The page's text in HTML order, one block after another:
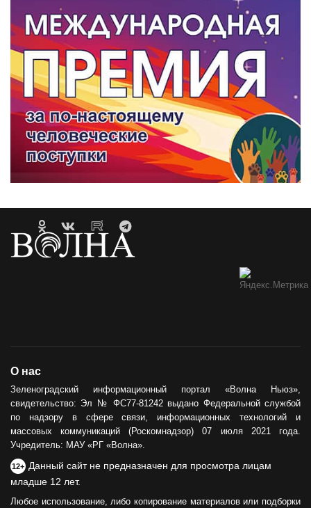
О нас
Зеленоградский информационный портал «Волна Ньюз»,
свидетельство: Эл № ФС77-81242 выдано Федеральной службой
по надзору в сфере связи, информационных технологий и
массовых коммуникаций (Роскомнадзор) 07 июля 2021 года.
Учредитель: МАУ «РГ «Волна».
12+ Данный сайт не предназначен для просмотра лицам
младше 12 лет.
Любое использование, либо копирование материалов или подборки